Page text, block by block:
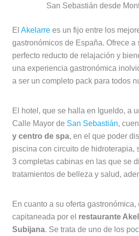
San Sebastián desde
El Akelarrees un fijo entre los
gastronómicos de España. Ofrece a
perfecto reducto de relajación y
una experiencia gastronómica
a ser un completo pack para todos
El hotel, que se halla en Igueldo, a
Calle Mayor de San Sebastián,
y centro de spa, en el que poder
piscina con circuito de hidroterapia,
3 completas cabinas en las que se
tratamientos de belleza y salud,
En cuanto a su oferta gastronómica,
capitaneada por el restaurante
Subijana. Se trata de uno de los